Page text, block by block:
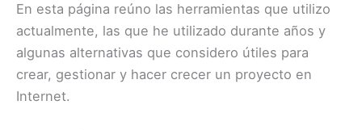
En esta página reúno las herramientas que utilizo
actualmente, las que he utilizado durante años y
algunas alternativas que considero útiles para
crear, gestionar y hacer crecer un proyecto en
Internet.